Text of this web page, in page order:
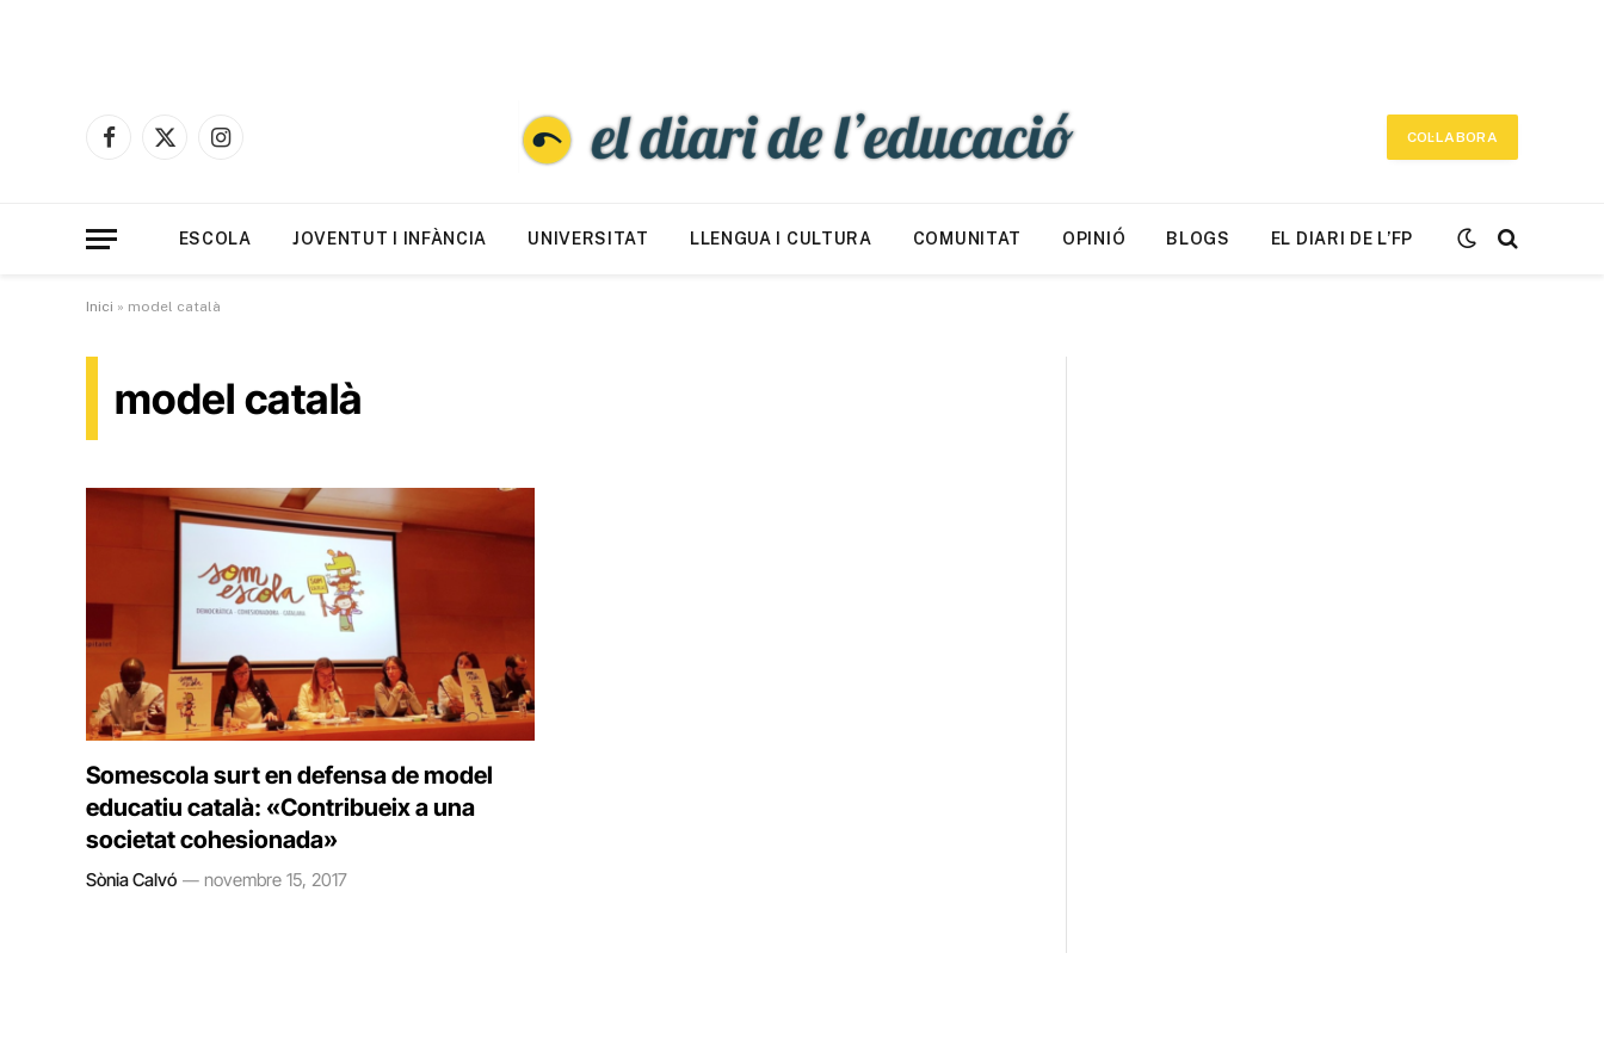
Facebook
X
Instagram
COL·LABORA
ESCOLA JOVENTUT I INFÀNCIA UNIVERSITAT LLENGUA I CULTURA COMUNITAT OPINIÓ BLOGS EL DIARI DE L’FP
Inici » model català
model català
Somescola surt en defensa de model
educatiu català: «Contribueix a una
societat cohesionada»
Sònia Calvó novembre 15, 2017